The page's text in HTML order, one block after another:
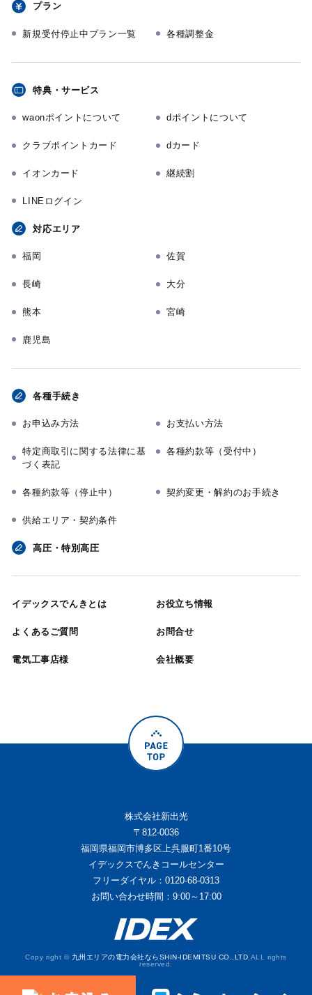
プラン
新規受付停止中プラン一覧 各種調整金
特典・サービス
waonポイントについて dポイントについて
クラブポイントカード dカード
イオンカード 継続割
LINEログイン
対応エリア
福岡 佐賀
長崎 大分
熊本 宮崎
鹿児島
各種手続き
お申込み方法 お支払い方法
特定商取引に関する法律に基
づく表記
各種約款等（受付中）
各種約款等（停止中） 契約変更・解約のお手続き
供給エリア・契約条件
高圧・特別高圧
イデックスでんきとは お役立ち情報
よくあるご質問 お問合せ
電気工事店様 会社概要
株式会社新出光
〒812-0036
福岡県福岡市博多区上呉服町1番10号
イデックスでんきコールセンター
フリーダイヤル：0120-68-0313
お問い合わせ時間：9:00～17:00
Copy right © 九州エリアの電力会社ならSHIN-IDEMITSU CO.,LTD. ALL rights
reserved.